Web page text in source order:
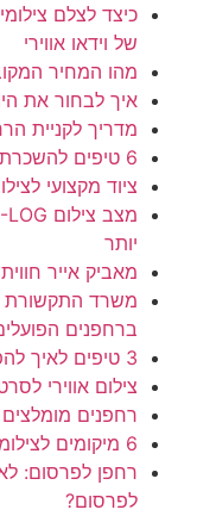
כיצד לצלם
של וידאו אווירי
מהו המחיר המקובל
איך לבחור את
מדריך לקניית
6 טיפים להשכרת רחפן לצילום אווירי
ציוד מקצועי
יותר
מאביק אייר
ברחפנים
3 טיפים לאיך להפיק את השוט צילום אווירי המדהים ביותר
צילום אווירי
רחפנים
6 מיקומים לצילומי רחפן בנתניה
רחפן לפרסום:
לפרסום?